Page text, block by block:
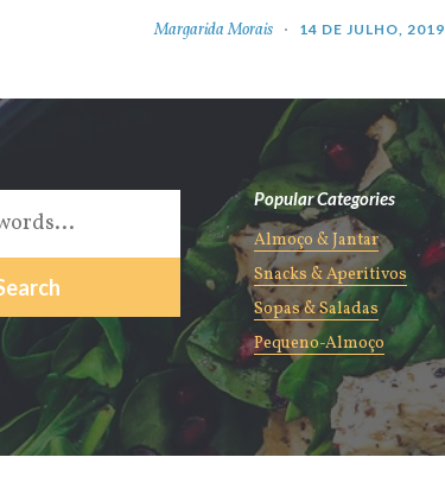
Margarida Morais 14 DE JULHO, 2019
Popular Categories
Almoço & Jantar
Snacks & Aperitivos
Sopas & Saladas
Pequeno-Almoço